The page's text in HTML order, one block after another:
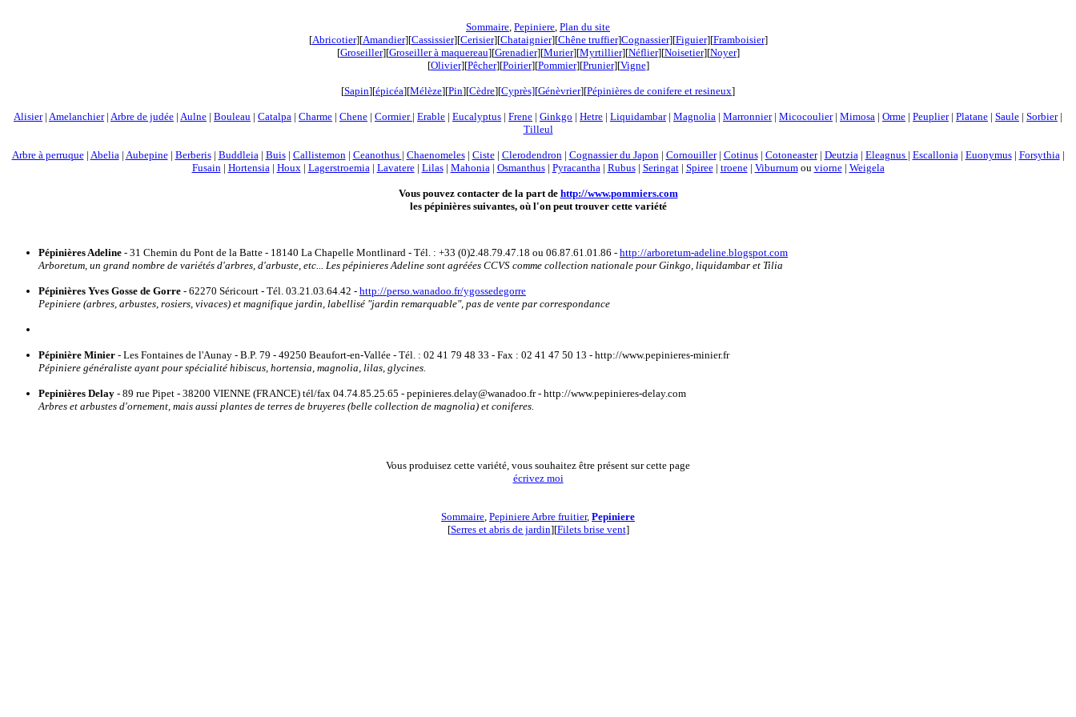
Sommaire, Pepiniere, Plan du site
[Abricotier][Amandier][Cassissier][Cerisier][Chataignier][Chêne truffier]Cognassier][Figuier][Framboisier]
[Groseiller][Groseiller à maquereau][Grenadier][Murier][Myrtillier][Néflier][Noisetier][Noyer]
[Olivier][Pêcher][Poirier][Pommier][Prunier][Vigne]
[Sapin][épicéa][Mélèze][Pin][Cèdre][Cyprès][Génèvrier][Pépinières de conifere et resineux]
Alisier| Amelanchier| Arbre de judée | Aulne | Bouleau | Catalpa | Charme | Chene | Cormier | Erable | Eucalyptus | Frene | Ginkgo | Hetre | Liquidambar| Magnolia | Marronnier| Micocoulier| Mimosa | Orme | Peuplier| Platane | Saule | Sorbier|
Tilleul
Arbre à perruque| Abelia| Aubepine| Berberis| Buddleia| Buis| Callistemon| Ceanothus | Chaenomeles| Ciste| Clerodendron| Cognassier du Japon| Cornouiller| Cotinus| Cotoneaster| Deutzia| Eleagnus | Escallonia| Euonymus| Forsythia|
Fusain| Hortensia| Houx| Lagerstroemia| Lavatere| Lilas| Mahonia| Osmanthus| Pyracantha| Rubus| Seringat| Spiree| troene| Viburnumou viorne| Weigela
Vous pouvez contacter de la part de http://www.pommiers.com
les pépinières suivantes, où l'on peut trouver cette variété
Pépinières Adeline - 31 Chemin du Pont de la Batte - 18140 La Chapelle Montlinard - Tél. : +33 (0)2.48.79.47.18 ou 06.87.61.01.86 - http://arboretum-adeline.blogspot.com
Arboretum, un grand nombre de variétés d'arbres, d'arbuste, etc... Les pépinieres Adeline sont agréées CCVS comme collection nationale pour Ginkgo, liquidambar et Tilia
Pépinières Yves Gosse de Gorre - 62270 Séricourt - Tél. 03.21.03.64.42 - http://perso.wanadoo.fr/ygossedegorre
Pepiniere (arbres, arbustes, rosiers, vivaces) et magnifique jardin, labellisé "jardin remarquable", pas de vente par correspondance
Pépinière Minier - Les Fontaines de l'Aunay - B.P. 79 - 49250 Beaufort-en-Vallée - Tél. : 02 41 79 48 33 - Fax : 02 41 47 50 13 - http://www.pepinieres-minier.fr
Pépiniere généraliste ayant pour spécialité hibiscus, hortensia, magnolia, lilas, glycines.
Pepinières Delay - 89 rue Pipet - 38200 VIENNE (FRANCE) tél/fax 04.74.85.25.65 - pepinieres.delay@wanadoo.fr - http://www.pepinieres-delay.com
Arbres et arbustes d'ornement, mais aussi plantes de terres de bruyeres (belle collection de magnolia) et coniferes.
Vous produisez cette variété, vous souhaitez être présent sur cette page
écrivez moi
Sommaire, Pepiniere Arbre fruitier, Pepiniere
[Serres et abris de jardin][Filets brise vent]